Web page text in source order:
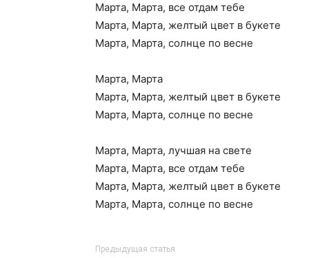
Марта, Марта, все отдам тебе
Марта, Марта, желтый цвет в букете
Марта, Марта, солнце по весне
Марта, Марта
Марта, Марта, желтый цвет в букете
Марта, Марта, солнце по весне
Марта, Марта, лучшая на свете
Марта, Марта, все отдам тебе
Марта, Марта, желтый цвет в букете
Марта, Марта, солнце по весне
Предыдущая статья